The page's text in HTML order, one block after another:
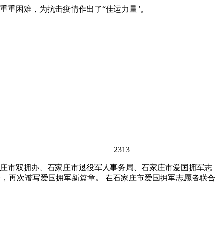
困难，为抗击疫情作出了“佳运力量”。
2313
市双拥办、石家庄市退役军人事务局、石家庄市爱国拥军志
再次谱写爱国拥军新篇章。 在石家庄市爱国拥军志愿者联合